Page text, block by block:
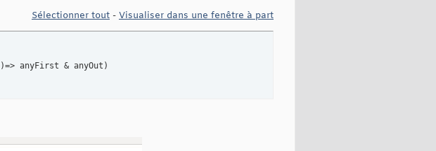
Sélectionner tout - Visualiser dans une fenêtre à part
)=> anyFirst & anyOut )